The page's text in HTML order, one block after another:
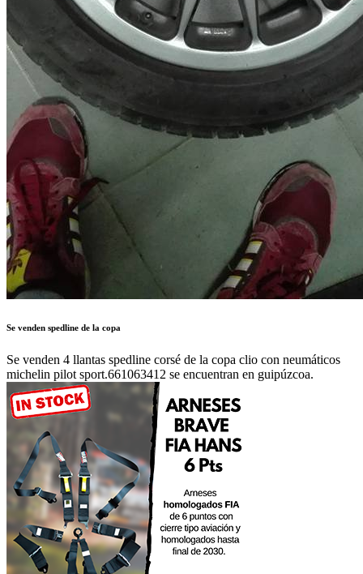
Se venden spedline de la copa
Se venden 4 llantas spedline corsé de la copa clio con neumáticos
michelin pilot sport.661063412 se encuentran en guipúzcoa.